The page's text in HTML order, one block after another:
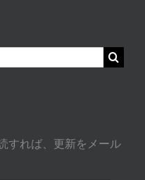
すれば、更新をメール